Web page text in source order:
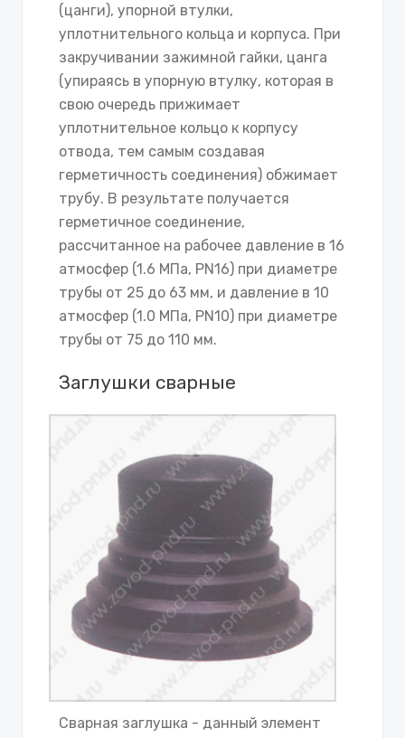
(цанги), упорной втулки,
уплотнительного кольца и корпуса. При
закручивании зажимной гайки, цанга
(упираясь в упорную втулку, которая в
свою очередь прижимает
уплотнительное кольцо к корпусу
отвода, тем самым создавая
герметичность соединения) обжимает
трубу. В результате получается
герметичное соединение,
рассчитанное на рабочее давление в 16
атмосфер (1.6 МПа, PN16) при диаметре
трубы от 25 до 63 мм, и давление в 10
атмосфер (1.0 МПа, PN10) при диаметре
трубы от 75 до 110 мм.
Заглушки сварные
Сварная заглушка - данный элемент